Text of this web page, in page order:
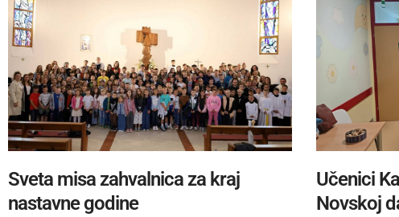
Sveta misa zahvalnica za kraj
nastavne godine
Učenici
Novskoj